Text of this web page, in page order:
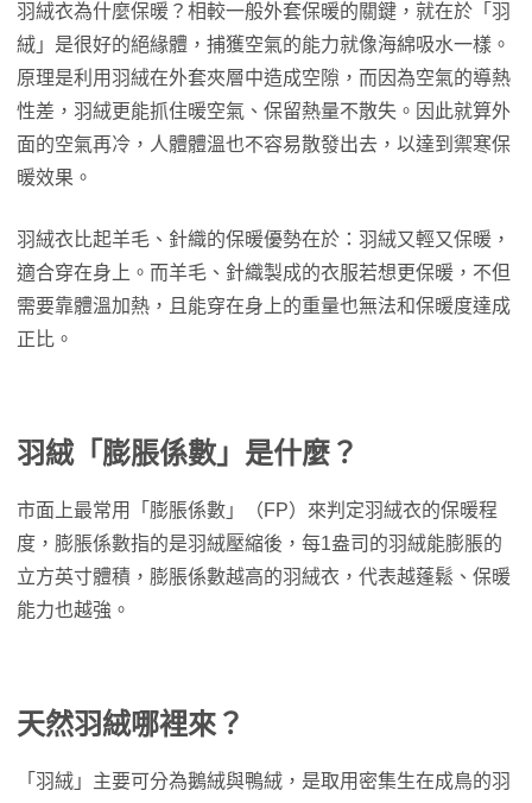
羽絨衣為什麼保暖？相較一般外套保暖的關鍵，就在於「羽
絨」是很好的絕緣體，捕獲空氣的能力就像海綿吸水一樣。
原理是利用羽絨在外套夾層中造成空隙，而因為空氣的導熱
性差，羽絨更能抓住暖空氣、保留熱量不散失。因此就算外
面的空氣再冷，人體體溫也不容易散發出去，以達到禦寒保
暖效果。
羽絨衣比起羊毛、針織的保暖優勢在於：羽絨又輕又保暖，
適合穿在身上。而羊毛、針織製成的衣服若想更保暖，不但
需要靠體溫加熱，且能穿在身上的重量也無法和保暖度達成
正比。
羽絨「膨脹係數」是什麼？
市面上最常用「膨脹係數」（FP）來判定羽絨衣的保暖程
度，膨脹係數指的是羽絨壓縮後，每1盎司的羽絨能膨脹的
立方英寸體積，膨脹係數越高的羽絨衣，代表越蓬鬆、保暖
能力也越強。
天然羽絨哪裡來？
「羽絨」主要可分為鵝絨與鴨絨，是取用密集生在成鳥的羽